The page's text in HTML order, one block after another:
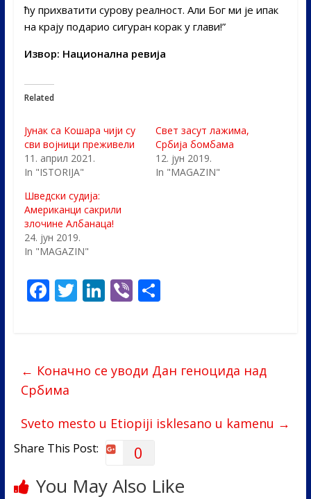
ћу прихватити сурову реалност. Али Бог ми је ипак
на крају подарио сигуран корак у глави!”
Извор: Национална ревија
Related
Јунак са Кошара чији су
сви војници преживели
11. април 2021.
In "ISTORIJA"
Свет засут лажима,
Србија бомбама
12. јун 2019.
In "MAGAZIN"
Шведски судија:
Американци сакрили
злочине Албанаца!
24. јун 2019.
In "MAGAZIN"
F
o
o
k
T Li
dI
Vi S
← Коначно се уводи Дан геноцида над
Србима
Sveto mesto u Etiopiji isklesano u kamenu →
Share This Post: 0
You May Also Like